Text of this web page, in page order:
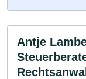
Antje